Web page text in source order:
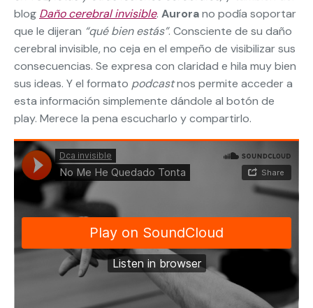
blog Daño cerebral invisible. Aurorano podía soportar
que le dijeran “qué bien estás”. Consciente de su daño
cerebral invisible, no ceja en el empeño de visibilizar sus
consecuencias. Se expresa con claridad e hila muy bien
sus ideas. Y el formato podcastnos permite acceder a
esta información simplemente dándole al botón de
play. Merece la pena escucharlo y compartirlo.